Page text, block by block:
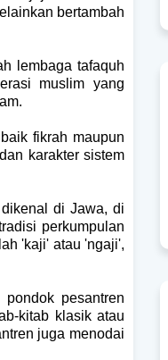
bertambah
lembaga tafaquh
muslim yang
fikrah maupun
karakter sistem
di Jawa, di
perkumpulan
'kaji' atau 'ngaji',
pesantren
kitab klasik atau
juga menodai